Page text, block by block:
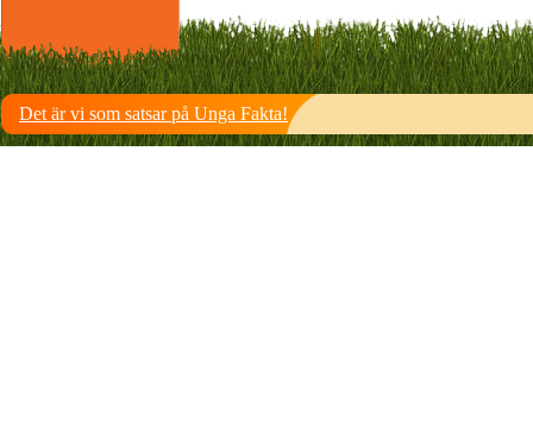
Det är vi som satsar på Unga Fakta!